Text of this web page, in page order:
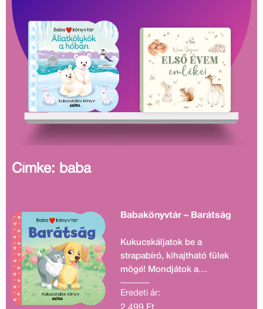
Címke: baba
Babakönyvtár – Barátság
Kukucskáljatok be a
strapabíró, kihajtható fülek
mögé! Mondjátok a
mondókákat! Beszélgessetek
a képekről!
Eredeti ár: